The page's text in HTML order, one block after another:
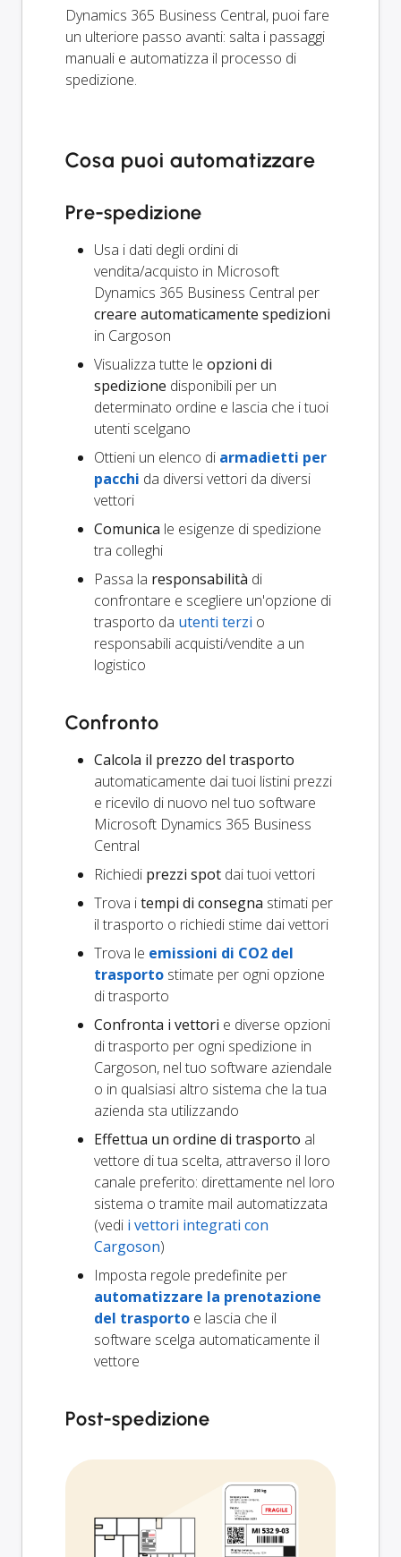
Dynamics 365 Business Central, puoi fare
un ulteriore passo avanti: salta i passaggi
manuali e automatizza il processo di
spedizione.
Cosa puoi automatizzare
Pre-spedizione
Usa i dati degli ordini di
vendita/acquisto in Microsoft
Dynamics 365 Business Central per
creare automaticamente spedizioni
in Cargoson
Visualizza tutte le opzioni di
spedizione disponibili per un
determinato ordine e lascia che i tuoi
utenti scelgano
Ottieni un elenco di armadietti per
pacchi da diversi vettori da diversi
vettori
Comunica le esigenze di spedizione
tra colleghi
Passa la responsabilità di
confrontare e scegliere un'opzione di
trasporto da utenti terzi o
responsabili acquisti/vendite a un
logistico
Confronto
Calcola il prezzo del trasporto
automaticamente dai tuoi listini prezzi
e ricevilo di nuovo nel tuo software
Microsoft Dynamics 365 Business
Central
Richiedi prezzi spot dai tuoi vettori
Trova itempi di consegna stimati per
il trasporto o richiedi stime dai vettori
Trova le emissioni di CO2 del
trasporto stimate per ogni opzione
di trasporto
Confronta i vettori e diverse opzioni
di trasporto per ogni spedizione in
Cargoson, nel tuo software aziendale
o in qualsiasi altro sistema che la tua
azienda sta utilizzando
Effettua un ordine di trasporto al
vettore di tua scelta, attraverso il loro
canale preferito: direttamente nel loro
sistema o tramite mail automatizzata
(vedi i vettori integrati con
Cargoson)
Imposta regole predefinite per
automatizzare la prenotazione
del trasporto e lascia che il
software scelga automaticamente il
vettore
Post-spedizione